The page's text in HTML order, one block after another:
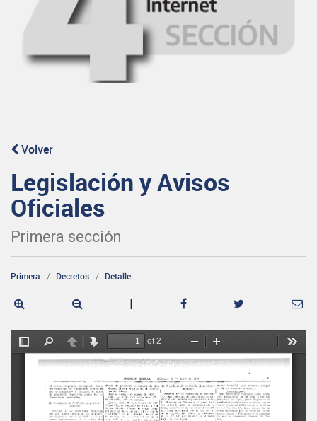
Volver
Legislación y Avisos
Oficiales
Primera sección
Primera Decretos Detalle
|